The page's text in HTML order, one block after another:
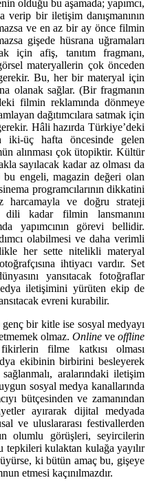
olduğu bu aşamada; yapımcı,
verip bir iletişim danışmanının
ve en az bir ay önce filmin
gişede hüsrana uğramaları
için afiş, tanıtım fragmanı,
materyallerin çok önceden
Bu, her bir materyal için
olanak sağlar. (Bir fragmanın
filmin reklamında dönmeye
dağıtımcılara satmak için
Hâli hazırda Türkiye’deki
iki-üç hafta öncesinde gelen
alınması çok ütopiktir. Kültür
sayılacak kadar az olması da
engeli, magazin değeri olan
programcılarının dikkatini
harcamayla ve doğru strateji
kadar filmin lansmanını
yapımcının görevi bellidir.
olabilmesi ve daha verimli
her sette nitelikli materyal
ihtiyacı vardır. Set
yansıtacak fotoğraflar
iletişimini yürüten ekip de
evreni kurabilir.
bir kitle ise sosyal medyayı
olmaz. Online ve offline
filme katkısı olması
ekibinin birbirini besleyerek
aralarındaki iletişim
sosyal medya kanallarında
bütçesinden ve zamanından
ayırarak dijital medyada
ve uluslararası festivallerden
olumlu görüşleri, seyircilerin
tepkileri kulaktan kulağa yayılır
ki bütün amaç bu, gişeye
etmesi kaçınılmazdır.